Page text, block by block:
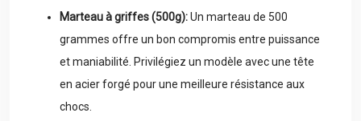
Marteau à griffes (500g):Un marteau de 500
grammes offre un bon compromis entre puissance
et maniabilité. Privilégiez un modèle avec une tête
en acier forgé pour une meilleure résistance aux
chocs.